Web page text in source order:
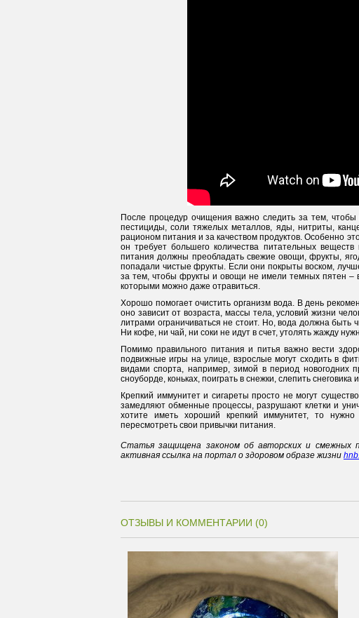
После процедур очищения важно следить за тем,
пестициды, соли тяжелых металлов, яды, нитриты,
рационом питания и за качеством продуктов. Особенно
он требует большего количества питательных
питания должны преобладать свежие овощи, фрукты,
попадали чистые фрукты. Если они покрыты воском,
за тем, чтобы фрукты и овощи не имели темных пятен –
которыми можно даже отравиться.
Хорошо помогает очистить организм вода. В день
оно зависит от возраста, массы тела, условий жизни
литрами ограничиваться не стоит. Но, вода должна
Ни кофе, ни чай, ни соки не идут в счет, утолять жажду
Помимо правильного питания и питья важно вести
подвижные игры на улице, взрослые могут сходить в
видами спорта, например, зимой в период новогодних
сноуборде, коньках, поиграть в снежки, слепить снеговика
Крепкий иммунитет и сигареты просто не могут
замедляют обменные процессы, разрушают клетки и
хотите иметь хороший крепкий иммунитет, то нужно
пересмотреть свои привычки питания.
Статья защищена законом об авторских и смежных
активная ссылка на портал о здоровом образе жизни
ОТЗЫВЫ И КОММЕНТАРИИ (0)